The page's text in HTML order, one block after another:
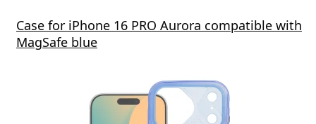
Case for iPhone 16 PRO Aurora compatible with
MagSafe blue
nabíjačka FIXED s 2xUSB výstupom,
Rapid Charge, biela